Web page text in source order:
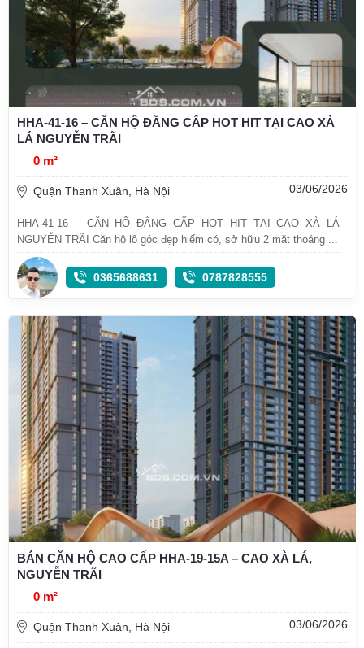
HHA-41-16 – CĂN HỘ ĐẲNG CẤP HOT HIT TẠI CAO XÀ
LÁ NGUYỄN TRÃI
0 m²
Quận Thanh Xuân, Hà Nội 03/06/2026
HHA-41-16 – CĂN HỘ ĐẲNG CẤP HOT HIT TẠI CAO XÀ LÁ
NGUYỄN TRÃI Căn hộ lô góc đẹp hiếm có, sở hữu 2 mặt thoáng ...
0365688631 0787828555
BÁN CĂN HỘ CAO CẤP HHA-19-15A – CAO XÀ LÁ,
NGUYỄN TRÃI
0 m²
Quận Thanh Xuân, Hà Nội 03/06/2026